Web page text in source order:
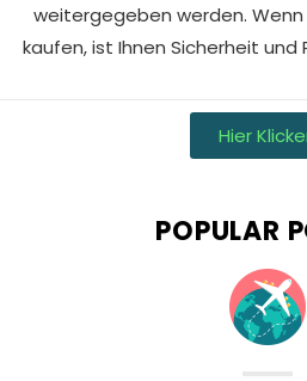
weitergegeben werden. Wenn
kaufen, ist Ihnen Sicherheit
Hier
POPULAR